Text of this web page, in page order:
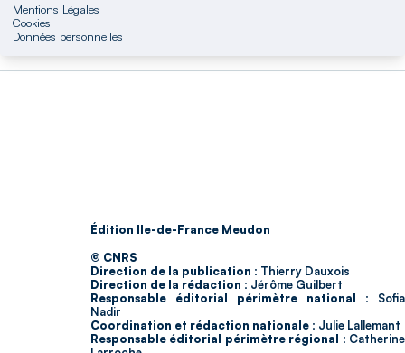
Mentions Légales
Cookies
Données personnelles
Édition Ile-de-France Meudon
© CNRS
Direction de la publication : Thierry Dauxois
Direction de la rédaction : Jérôme Guilbert
Responsable éditorial périmètre national : Sofia
Nadir
Coordination et rédaction nationale : Julie Lallemant
Responsable éditorial périmètre régional : Catherine